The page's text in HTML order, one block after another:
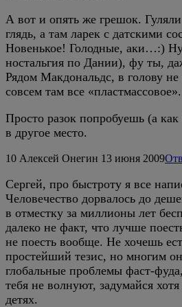
А вот и опять же грешок.
глядь, а там ларек с датскими
Новенькое! Голодные, аки…:)
ностальгия по Дании), фу ты,
Рядом Макдональдс, в голову не
совсем там все «пластмассовое».
Просто разок попробуешь (а
в другое место.
10 Алексей Онегин 13 июня 2009
Сергей, про быстроту я все
Человечество дорвалось до
в отместку за миллионы лет
далеко не факт, что лучше
не поесть вообще. Не хочешь
простейший тезис, но многим
глобальные проблемы фаст-
тебя не волнуют, задумайся
детях.